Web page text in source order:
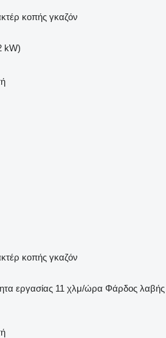
κοπής γκαζόν
kW)
κοπής γκαζόν
εργασίας 11 χλμ/ώρα Φάρδος λαβής